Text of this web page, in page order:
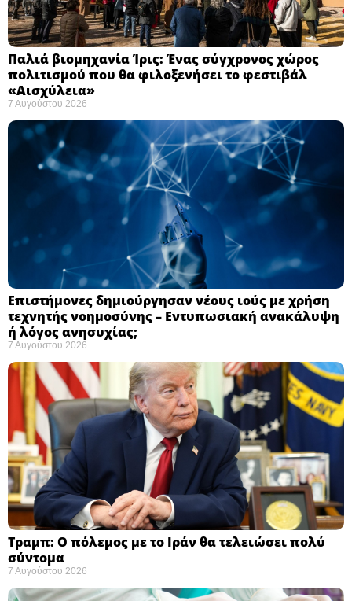
Παλιά βιομηχανία Ίρις: Ένας σύγχρονος χώρος
πολιτισμού που θα φιλοξενήσει το φεστιβάλ
«Αισχύλεια» ​
7 Αυγούστου 2026
Επιστήμονες δημιούργησαν νέους ιούς με χρήση
τεχνητής νοημοσύνης – Εντυπωσιακή ανακάλυψη
ή λόγος ανησυχίας; ​
7 Αυγούστου 2026
Τραμπ: Ο πόλεμος με το Ιράν θα τελειώσει πολύ
σύντομα ​
7 Αυγούστου 2026